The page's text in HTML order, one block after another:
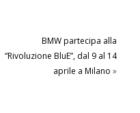
BMW partecipa alla
“Rivoluzione BluE”, dal 9 al 14
aprile a Milano »